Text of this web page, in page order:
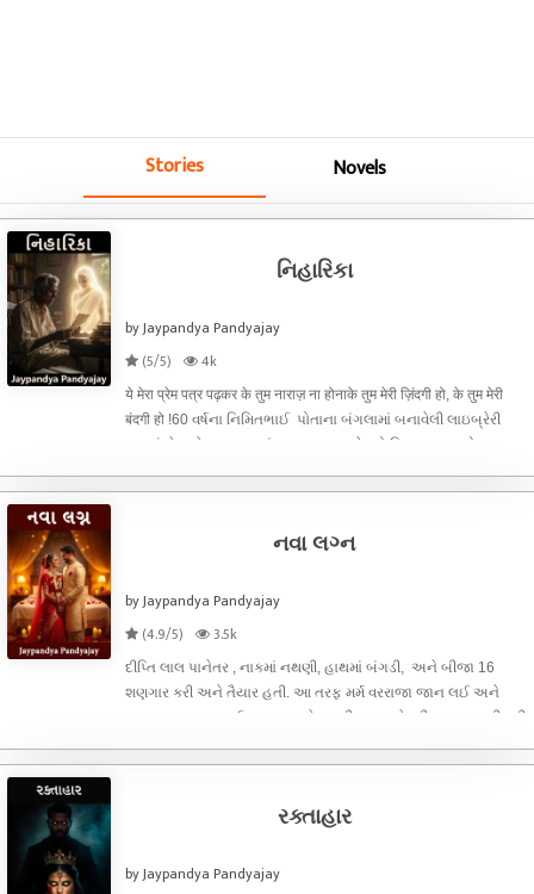
Stories Novels
નિહારિકા
by Jaypandya Pandyajay
(5/5)
4k
ये मेरा प्रेम पत्र पढ़कर के तुम नाराज़ ना होनाके तुम मेरी ज़िंदगी हो, के तुम मेरी
बंदगी हो !60 વર્ષના નિમિતભાઈ પોતાના બંગલામાં બનાવેલી લાઇબ્રેરી
રૂમમાં બેઠા બેઠા પુસ્તક વાંચતા હતા. આ તેમનો નિત્યક્રમ હતો,
નવા લગ્ન
by Jaypandya Pandyajay
(4.9/5)
3.5k
દીપ્તિ લાલ પાનેતર , નાકમાં નથણી, હાથમાં બંગડી, અને બીજા 16
શણગાર કરી અને તૈયાર હતી. આ તરફ મર્મ વરરાજા જાન લઈ અને
આવ્યા હતા. શરણાઈ ના સુર વચ્ચે આખી માનવ મેદની થનકારા કરી રહી
પોતાના માત પિતાન
રક્તાહાર
by Jaypandya Pandyajay